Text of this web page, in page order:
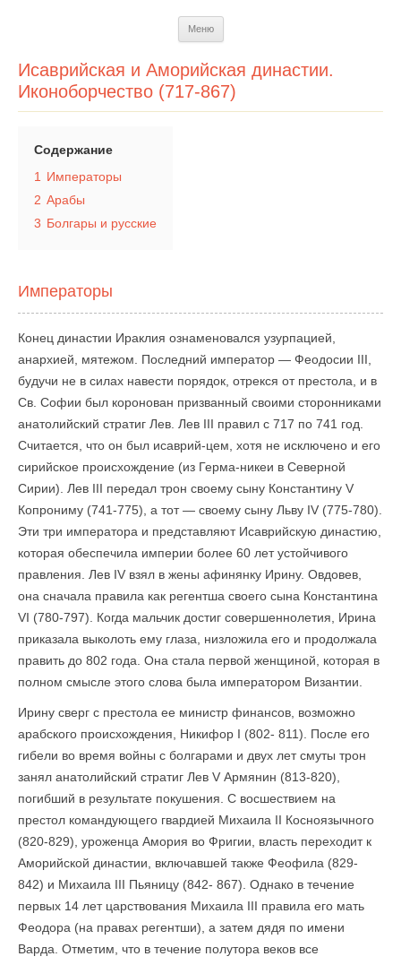
Меню
Исаврийская и Аморийская династии.
Иконоборчество (717-867)
Содержание
1
Императоры
2 Арабы
3 Болгары и русские
Императоры
Конец династии Ираклия ознаменовался узурпацией,
анархией, мятежом. Последний император — Феодосии III,
будучи не в силах навести порядок, отрекся от престола, и в
Св. Софии был коронован призванный своими сторонниками
анатолийский стратиг Лев. Лев III правил с 717 по 741 год.
Считается, что он был исаврий-цем, хотя не исключено и его
сирийское происхождение (из Герма-никеи в Северной
Сирии). Лев III передал трон своему сыну Константину V
Копрониму (741-775), а тот — своему сыну Льву IV (775-780).
Эти три императора и представляют Исаврийскую династию,
которая обеспечила империи более 60 лет устойчивого
правления. Лев IV взял в жены афинянку Ирину. Овдовев,
она сначала правила как регентша своего сына Константина
VI (780-797). Когда мальчик достиг совершеннолетия, Ирина
приказала выколоть ему глаза, низложила его и продолжала
править до 802 года. Она стала первой женщиной, которая в
полном смысле этого слова была императором Византии.
Ирину сверг с престола ее министр финансов, возможно
арабского происхождения, Никифор I (802- 811). После его
гибели во время войны с болгарами и двух лет смуты трон
занял анатолийский стратиг Лев V Армянин (813-820),
погибший в результате покушения. С восшествием на
престол командующего гвардией Михаила II Косноязычного
(820-829), уроженца Амория во Фригии, власть переходит к
Аморийской династии, включавшей также Феофила (829-
842) и Михаила III Пьяницу (842- 867). Однако в течение
первых 14 лет царствования Михаила III правила его мать
Феодора (на правах регентши), а затем дядя по имени
Варда. Отметим, что в течение полутора веков все